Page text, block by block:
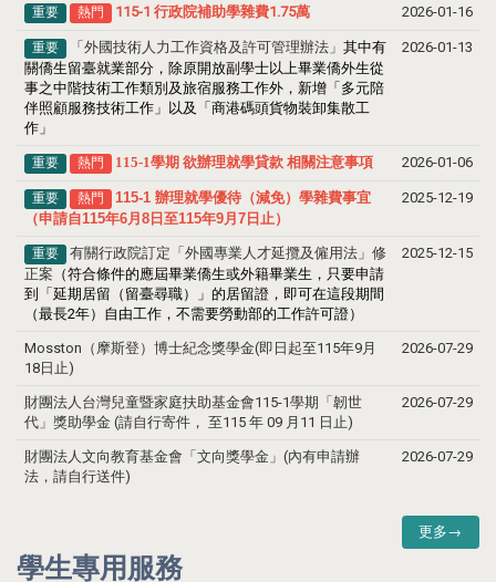
重要 熱門 115-1 行政院補助學雜費1.75萬 2026-01-16
重要 「外國技術人力工作資格及許可管理辦法」 其中有
關僑生留臺就業部分，除原開放副學士以上畢業僑外生從
事之中階技術工作類別及旅宿服務工作外，新增「多元陪
伴照顧服務技術工作」以及「商港碼頭貨物裝卸集散工
作」
2026-01-13
重要 熱門 115-1學期 欲辦理就學貸款 相關注意事項 2026-01-06
重要 熱門
115-1 辦理就學優待（減免）學雜費事宜
（申請自115年6月8日至115年9月7日止）
2025-12-19
重要
有關行政院訂定「外國專業人才延攬及僱用法」修
正案 （符合條件的應屆畢業僑生或外籍畢業生，只要申請
到「延期居留（留臺尋職）」的居留證，即可在這段期間
（最長2年）自由工作，不需要勞動部的工作許可證）
2025-12-15
Mosston（摩斯登）博士紀念獎學金(即日起至115年9月
18日止)
2026-07-29
財團法人台灣兒童暨家庭扶助基金會115-1學期「韌世
代」獎助學金 (請自行寄件， 至115 年 09 月11 日止)
2026-07-29
財團法人文向教育基金會「文向獎學金」(內有申請辦
法，請自行送件)
2026-07-29
更多→
學生專用服務